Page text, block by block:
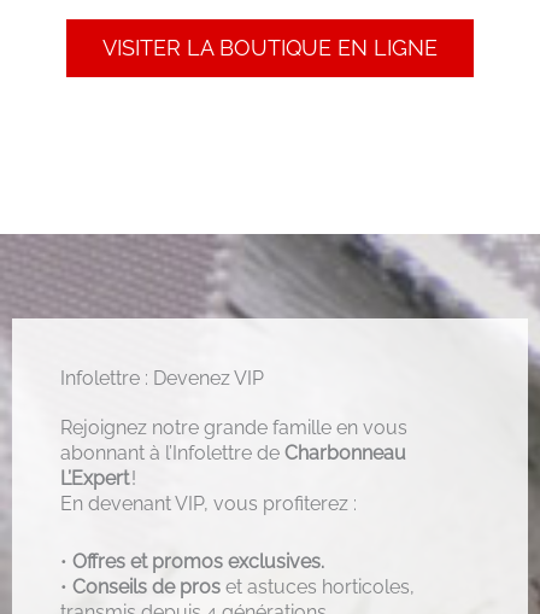
VISITER LA BOUTIQUE EN LIGNE
Infolettre : Devenez VIP
Rejoignez notre grande famille en vous
abonnant à l’Infolettre de Charbonneau
L’Expert!
En devenant VIP, vous profiterez :
• Offres et promos exclusives.
• Conseils de pros et astuces horticoles,